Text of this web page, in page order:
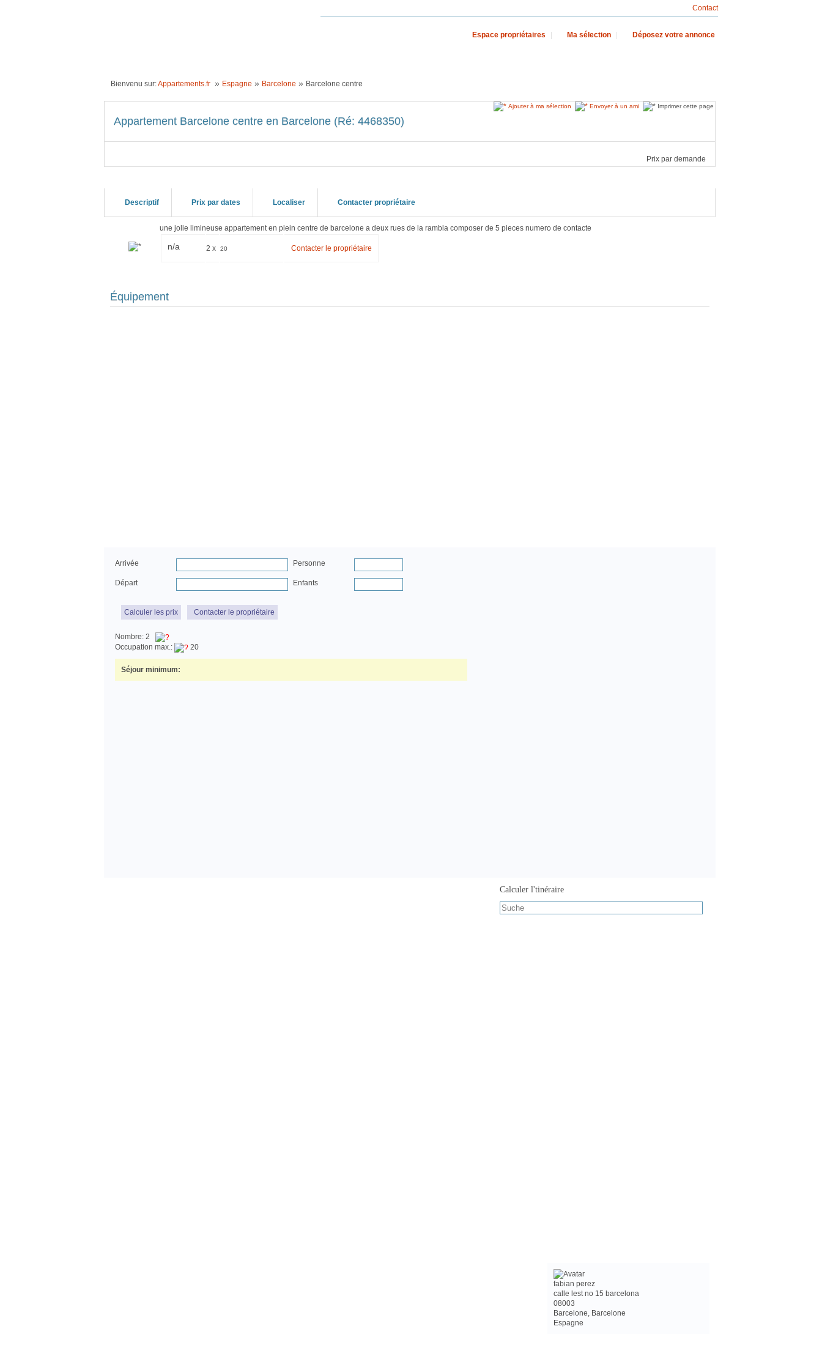
Contact
Espace propriétaires Ma sélection Déposez votre annonce
Bienvenu sur:Appartements.fr » Espagne » Barcelone » Barcelone centre
Ajouter à ma sélection Envoyer à un ami Imprimer cette page
Appartement Barcelone centre en Barcelone (Ré: 4468350)
Prix par demande
Descriptif Prix par dates Localiser Contacter propriétaire
une jolie limineuse appartement en plein centre de barcelone a deux rues de la rambla composer de 5 pieces numero de contacte
n/a 2 x 20 Contacter le propriétaire
Équipement
Arrivée Personne
Départ Enfants
Calculer les prix Contacter le propriétaire
Nombre: 2
Occupation max.:
20
Séjour minimum:
Calculer l'tinéraire
fabian perez
calle lest no 15 barcelona
08003
Barcelone, Barcelone
Espagne